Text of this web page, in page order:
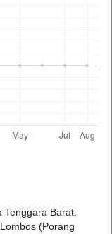
Barat.
(Porang